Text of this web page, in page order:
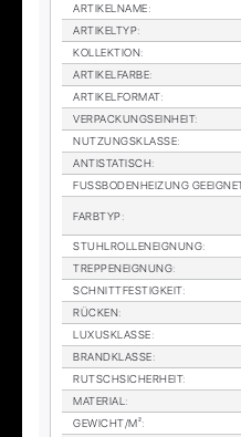
AR­TI­KEL­NA­ME:
AR­TI­KEL­TYP:
KOL­LEK­TI­ON:
AR­TI­KEL­FAR­BE:
AR­TI­KEL­FOR­MAT:
VER­PA­CKUNGS­EIN­HEIT:
NUT­ZUNGS­KLAS­SE:
AN­TI­STA­TISCH:
FUSS­BO­DEN­HEI­ZUNG
FARB­TYP:
STUHL­ROL­LEN­EIG­NUNG:
TREP­PEN­EIG­NUNG:
SCHNITT­FES­TIG­KEIT:
RÜ­CKEN:
LU­XUS­KLAS­SE:
BRAND­KLAS­SE:
RUTSCH­SI­CHER­HEIT:
MA­TE­RI­AL:
GE­WICHT/M²: